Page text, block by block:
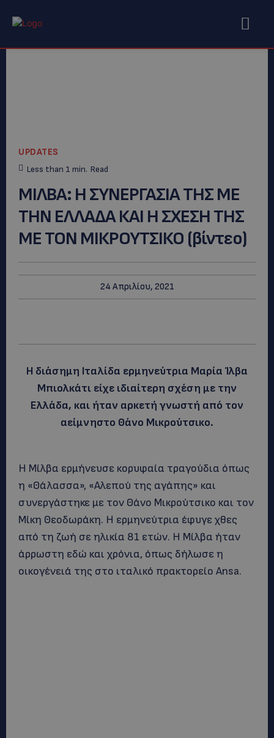
UPDATES
Less than 1 min. Read
MIΛΒΑ: H ΣΥΝΕΡΓΑΣΙΑ ΤΗΣ ΜΕ
ΤΗΝ ΕΛΛΑΔΑ ΚΑΙ Η ΣΧΕΣΗ ΤΗΣ
ΜΕ ΤΟΝ ΜΙΚΡΟΥΤΣΙΚΟ (βίντεο)
24 Απριλίου, 2021
Η διάσημη Ιταλίδα ερμηνεύτρια Μαρία Ίλβα
Μπιολκάτι είχε ιδιαίτερη σχέση με την
Ελλάδα, και ήταν αρκετή γνωστή από τον
αείμνηστο Θάνο Μικρούτσικο.
Η Μίλβα ερμήνευσε κορυφαία τραγούδια όπως
η «Θάλασσα», «Αλεπού της αγάπης» και
συνεργάστηκε με τον Θάνο Μικρούτσικο και τον
Μίκη Θεοδωράκη. Η ερμηνεύτρια έφυγε χθες
από τη ζωή σε ηλικία 81 ετών. Η Μίλβα ήταν
άρρωστη εδώ και χρόνια, όπως δήλωσε η
οικογένειά της στο ιταλικό πρακτορείο Ansa.